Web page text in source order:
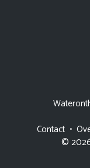
Contact •
©